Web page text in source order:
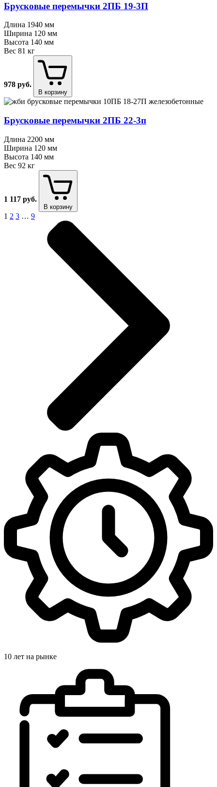
Брусковые перемычки 2ПБ 19⁠-⁠3П
Длина 1940 мм
Ширина 120 мм
Высота 140 мм
Вес 81 кг
978 руб.
В корзину
Брусковые перемычки 2ПБ 22⁠-⁠3п
Длина 2200 мм
Ширина 120 мм
Высота 140 мм
Вес 92 кг
1 117 руб.
В корзину
1 2 3 … 9
10 лет на рынке